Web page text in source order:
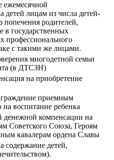
ежемесячной
лицам из числа детей-
попечения родителей,
государственных
профессионального
с такими же лицами.
многодетной семьи
(в ДТСЗН)
на приобретение
приемным
на воспитание ребенка
денежной компенсации на
Советского Союза, Героям
кавалерам ордена Славы
содержание детей,